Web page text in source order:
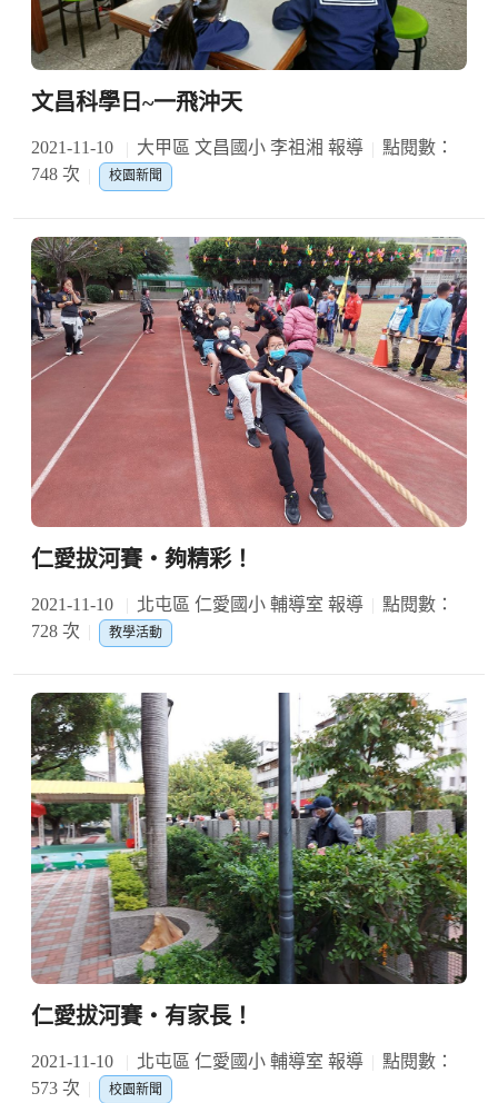
文昌科學日~一飛沖天
2021-11-10 大甲區 文昌國小 李祖湘 報導
點閱數：
748 次
校園新聞
仁愛拔河賽‧夠精彩！
2021-11-10 北屯區 仁愛國小 輔導室 報導
點閱數：
728 次
教學活動
仁愛拔河賽‧有家長！
2021-11-10 北屯區 仁愛國小 輔導室 報導
點閱數：
573 次
校園新聞